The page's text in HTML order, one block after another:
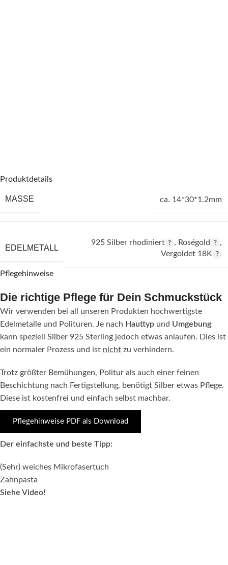
Produktdetails
MASSE ca. 14*30*1.2mm
EDELMETALL
925 Silber rhodiniert , Roségold
,
Vergoldet 18K
Pflegehinweise
Die richtige Pflege für Dein Schmuckstück
Wir verwenden bei all unseren Produkten hochwertigste
Edelmetalle und Polituren. Je nach Hauttyp und Umgebung
kann speziell Silber 925 Sterling jedoch etwas anlaufen. Dies ist
ein normaler Prozess und ist nicht zu verhindern.
Trotz größter Bemühungen, Politur als auch einer feinen
Beschichtung nach Fertigstellung, benötigt Silber etwas Pflege.
Diese ist kostenfrei und einfach selbst machbar.
Pflegehinweise PDF als Download
Der einfachste und beste Tipp:
(Sehr) weiches Mikrofasertuch
Zahnpasta
Siehe Video!